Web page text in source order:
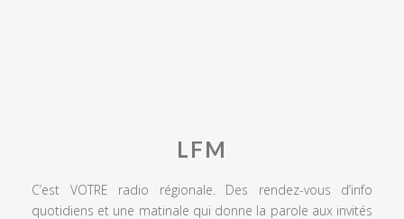
LFM
C’est VOTRE radio régionale. Des rendez-vous d’info
quotidiens et une matinale qui donne la parole aux invités